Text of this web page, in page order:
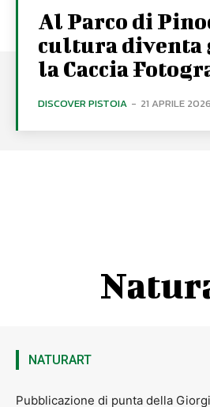
Al Parco di
cultura diventa
la Caccia
DISCOVER PISTOIA - 21 APRILE 2026
NATURART
Pubblicazione di punta della